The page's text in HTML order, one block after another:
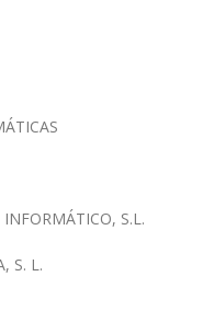
S.L.
S. L.